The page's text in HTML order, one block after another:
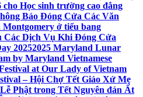
cho Học sinh trường cao đẳng
Báo Đóng Cửa Các Văn
ở tiểu bang
Dịch Vụ Khi Đóng Cửa
20252025 Maryland Lunar
by Maryland Vietnamese
at Our Lady of Vietnam
– Hội Chợ Tết Giáo Xứ Mẹ
Phật trong Tết Nguyên đán Ất